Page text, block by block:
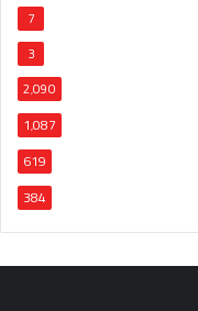
7
3
2٬090
1٬087
619
384